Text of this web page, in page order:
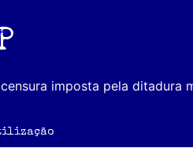
imposta pela